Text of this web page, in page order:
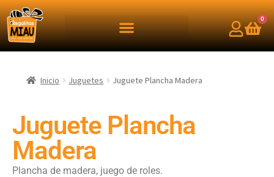
0
Inicio Juguetes Juguete Plancha Madera
Juguete Plancha
Madera
Plancha de madera, juego de roles.